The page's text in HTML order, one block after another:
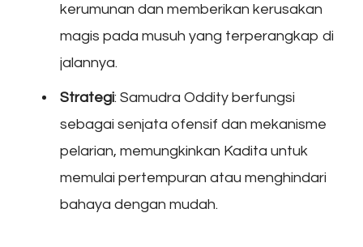
kerumunan dan memberikan kerusakan
magis pada musuh yang terperangkap di
jalannya.
Strategi: Samudra Oddity berfungsi
sebagai senjata ofensif dan mekanisme
pelarian, memungkinkan Kadita untuk
memulai pertempuran atau menghindari
bahaya dengan mudah.